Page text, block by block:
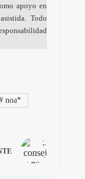
apoyo en
Todo
noa*